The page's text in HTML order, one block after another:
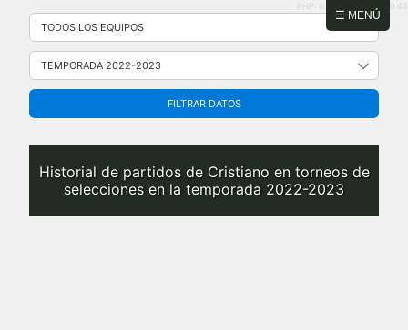
☰ MENÚ
Saltar
contenido
PHP: 8.2.31 | MySQL: 8.0.43
FILTRAR DATOS
Historial de partidos de Cristiano en torneos de
selecciones en la temporada 2022-2023